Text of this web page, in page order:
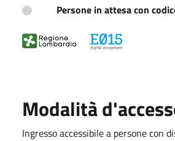
Persone in attesa con
Modalità
Ingresso accessibile a persone con